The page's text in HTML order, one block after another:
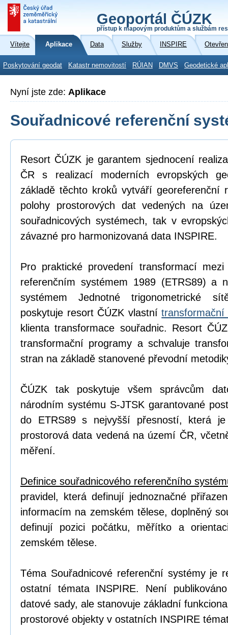
Geoportál ČÚZK
přístup k mapovým produktům a službám
Vítejte Aplikace Data Služby INSPIRE
Poskytování geodat Katastr nemovitostí RÚIAN DMVS Geodetické
Nyní jste zde: Aplikace
Souřadnicové referenční
Resort ČÚZK je garantem sjednocení
ČR s realizací moderních evropských
základě těchto kroků vytváří georeferenční
polohy prostorových dat vedených na
souřadnicových systémech, tak v
závazné pro harmonizovaná data INSPIRE.
Pro praktické provedení transformací mezi
referenčním systémem 1989 (ETRS89) a
systémem Jednotné trigonometrické
poskytuje resort ČÚZK vlastnítransformační
klienta transformace souřadnic. Resort
transformační programy a schvaluje
stran na základě stanovené převodní
ČÚZK tak poskytuje všem správcům
národním systému S-JTSK garantované
do ETRS89 s nejvyšší přesností, která
prostorová data vedená na území ČR,
měření.
Definice souřadnicového referenčního
pravidel, která definují jednoznačné
informacím na zemském tělese, doplněný
definují pozici počátku, měřítko a
zemském tělese.
Téma Souřadnicové referenční systémy je
ostatní témata INSPIRE. Není
datové sady, ale stanovuje základní
prostorové objekty v ostatních INSPIRE